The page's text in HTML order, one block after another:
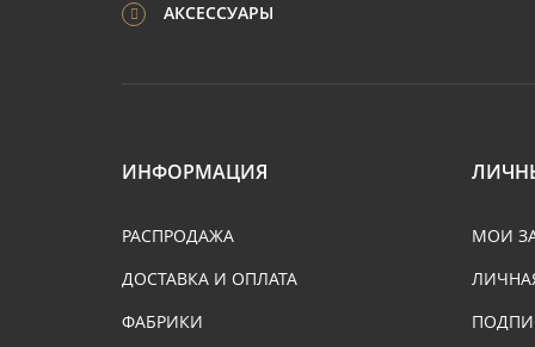
АКСЕССУАРЫ
ИНФОРМАЦИЯ
РАСПРОДАЖА
ДОСТАВКА И ОПЛАТА
ФАБРИКИ
МОИ